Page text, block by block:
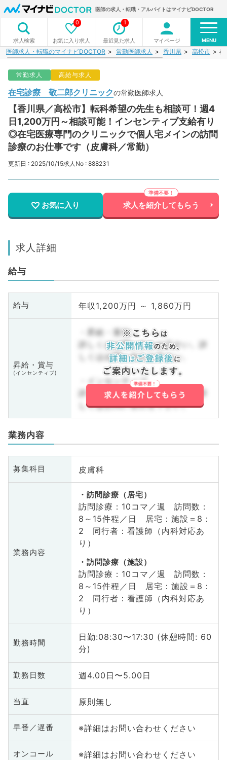
医師の求人・転職・アルバイトはマイナビDOCTOR
求人検索 お気に入り求人
0
最近見た求人
1
マイページ MENU
医師求人・転職のマイナビDOCTOR 常勤医師求人 香川県 高松市
常勤求人 高給与求人
在宅診療 敬二郎クリニックの常勤医師求人
【香川県／高松市】転科希望の先生も相談可！週4
日1,200万円～相談可能！インセンティブ支給有り
◎在宅医療専門のクリニックで個人宅メインの訪問
診療のお仕事です（皮膚科／常勤）
更新日 : 2025/10/15求人No : 888231
お気に入り 求人を紹介してもらう
求人詳細
給与
給与 年収1,200万円 ～ 1,860万円
昇給・賞与
(インセンティブ)
・昇給・賞与
詳しくはお問い合わせ下さい。詳
しくはお問い合わせ下さい。
・インセンティブ
詳しくはお問い合わせ下さい。詳
しくはお問い合わせ下さい。
業務内容
募集科目 皮膚科
業務内容
訪問診療（居宅）
訪問診療：10コマ／週 訪問数：
8～15件程／日 居宅：施設＝8：
2 同行者：看護師（内科対応あ
り）
訪問診療（施設）
訪問診療：10コマ／週 訪問数：
8～15件程／日 居宅：施設＝8：
2 同行者：看護師（内科対応あ
り）
勤務時間
日勤:08:30〜17:30 (休憩時間: 60
分)
勤務日数 週4.00日〜5.00日
当直 原則無し
早番／遅番 ※詳細はお問い合わせください
オンコール ※詳細はお問い合わせください